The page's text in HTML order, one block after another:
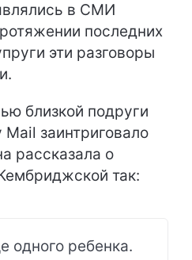
в СМИ
последних
эти разговоры
близкой подруги
заинтриговало
рассказала о
так:
одного ребенка.